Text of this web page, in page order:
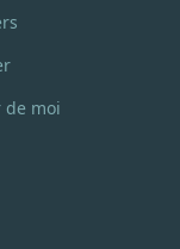
de moi